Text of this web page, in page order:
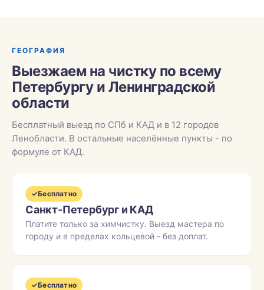
ГЕОГРАФИЯ
Выезжаем на чистку по всему
Петербургу и Ленинградской
области
Бесплатный выезд по СПб и КАД и в 12 городов
Ленобласти. В остальные населённые пункты - по
формуле от КАД.
✓Бесплатно
Санкт-Петербург и КАД
Платите только за химчистку. Выезд мастера по
городу и в пределах кольцевой - без доплат.
✓Бесплатно